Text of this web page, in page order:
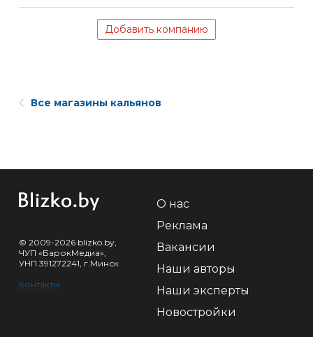
Добавить компанию
Все магазины кальянов
© 2009-2026 blizko.by,
ЧУП «БарокМедиа»,
УНП 391272241, г.Минск
Контакты
О нас
Реклама
Вакансии
Наши авторы
Наши эксперты
Новостройки